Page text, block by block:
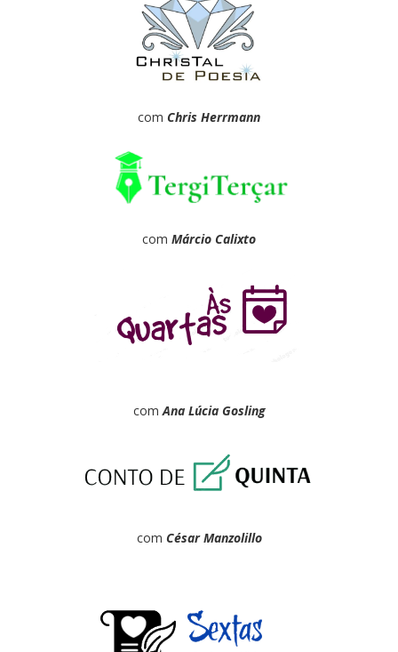
com Chris Herrmann
com Márcio Calixto
comAna Lúcia Gosling
com César Manzolillo